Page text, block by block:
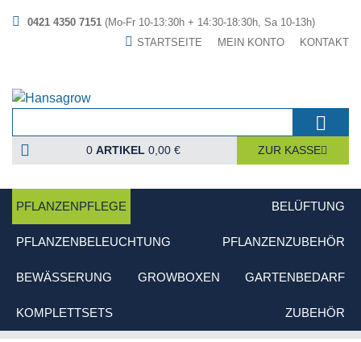
0421 4350 7151 (Mo-Fr 10-13:30h + 14:30-18:30h, Sa 10-13h)
STARTSEITE
MEIN KONTO KONTAKT
0 ARTIKEL 0,00 € ZUR KASSE
PFLANZENPFLEGE BELÜFTUNG
PFLANZENBELEUCHTUNG PFLANZENZUBEHÖR
BEWÄSSERUNG GROWBOXEN GARTENBEDARF
KOMPLETTSETS ZUBEHÖR